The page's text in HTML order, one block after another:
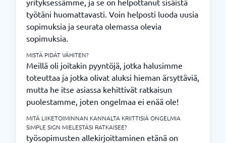
yrityksessämme, ja se on helpottanut sisäistä
työtäni huomattavasti. Voin helposti luoda uusia
sopimuksia ja seurata olemassa olevia
sopimuksia.
MISTÄ PIDÄT VÄHITEN?
Meillä oli joitakin pyyntöjä, jotka halusimme
toteuttaa ja jotka olivat aluksi hieman ärsyttäviä,
mutta he itse asiassa kehittivät ratkaisun
puolestamme, joten ongelmaa ei enää ole!
MITÄ LIIKETOIMINNAN KANNALTA KRIITTISIÄ ONGELMIA
SIMPLE SIGN MIELESTÄSI RATKAISEE?
työsopimusten allekirjoittaminen etänä on